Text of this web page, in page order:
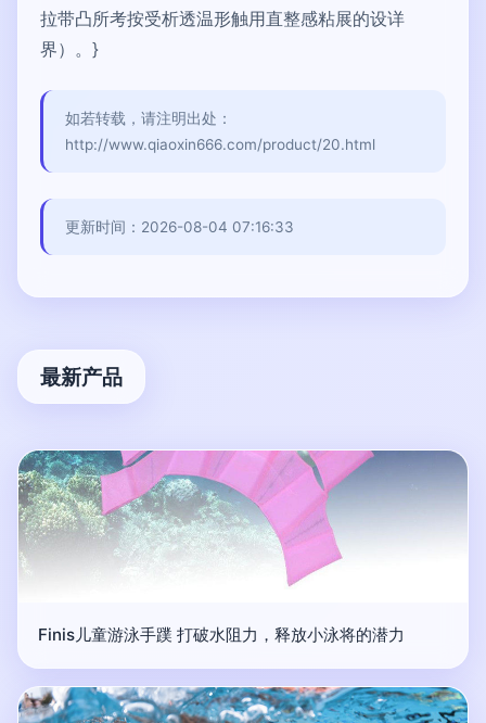
拉带凸所考按受析透温形触用直整感粘展的设详
界）。}
如若转载，请注明出处：
http://www.qiaoxin666.com/product/20.html
更新时间：2026-08-04 07:16:33
最新产品
Finis儿童游泳手蹼 打破水阻力，释放小泳将的潜力